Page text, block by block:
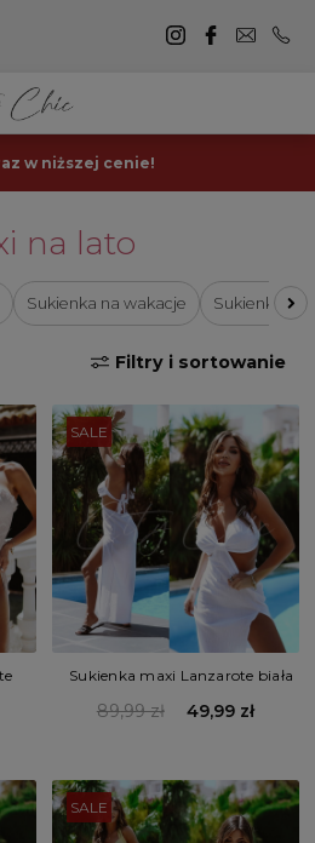
w niższej cenie!
na lato
Sukienka na wakacje Sukienka
Filtry i sortowanie
SALE
Sukienka maxi Lanzarote biała
89,99 zł 49,99 zł
SALE